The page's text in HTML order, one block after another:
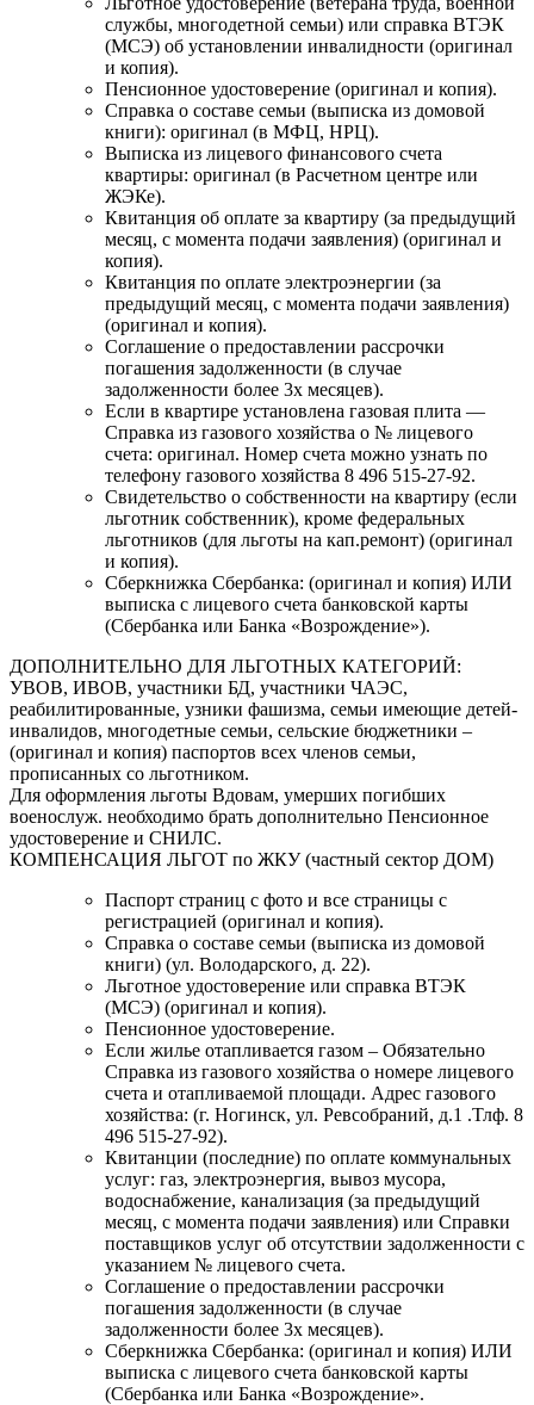
службы, многодетной семьи) или справка ВТЭК
(МСЭ) об установлении инвалидности (оригинал
и копия).
Пенсионное удостоверение (оригинал и копия).
Справка о составе семьи (выписка из домовой
книги): оригинал (в МФЦ, НРЦ).
Выписка из лицевого финансового счета
квартиры: оригинал (в Расчетном центре или
ЖЭКе).
Квитанция об оплате за квартиру (за предыдущий
месяц, с момента подачи заявления) (оригинал и
копия).
Квитанция по оплате электроэнергии (за
предыдущий месяц, с момента подачи заявления)
(оригинал и копия).
Соглашение о предоставлении рассрочки
погашения задолженности (в случае
задолженности более 3х месяцев).
Если в квартире установлена газовая плита —
Справка из газового хозяйства о № лицевого
счета: оригинал. Номер счета можно узнать по
телефону газового хозяйства 8 496 515-27-92.
Свидетельство о собственности на квартиру (если
льготник собственник), кроме федеральных
льготников (для льготы на кап.ремонт) (оригинал
и копия).
Сберкнижка Сбербанка: (оригинал и копия) ИЛИ
выписка с лицевого счета банковской карты
(Сбербанка или Банка «Возрождение»).
ДОПОЛНИТЕЛЬНО ДЛЯ ЛЬГОТНЫХ КАТЕГОРИЙ:
УВОВ, ИВОВ, участники БД, участники ЧАЭС,
реабилитированные, узники фашизма, семьи имеющие детей-
инвалидов, многодетные семьи, сельские бюджетники –
(оригинал и копия) паспортов всех членов семьи,
прописанных со льготником.
Для оформления льготы Вдовам, умерших погибших
военослуж. необходимо брать дополнительно Пенсионное
удостоверение и СНИЛС.
КОМПЕНСАЦИЯ ЛЬГОТ по ЖКУ (частный сектор ДОМ)
Паспорт страниц с фото и все страницы с
регистрацией (оригинал и копия).
Справка о составе семьи (выписка из домовой
книги) (ул. Володарского, д. 22).
Льготное удостоверение или справка ВТЭК
(МСЭ) (оригинал и копия).
Пенсионное удостоверение.
Если жилье отапливается газом – Обязательно
Справка из газового хозяйства о номере лицевого
счета и отапливаемой площади. Адрес газового
хозяйства: (г. Ногинск, ул. Ревсобраний, д.1 .Тлф. 8
496 515-27-92).
Квитанции (последние) по оплате коммунальных
услуг: газ, электроэнергия, вывоз мусора,
водоснабжение, канализация (за предыдущий
месяц, с момента подачи заявления) или Справки
поставщиков услуг об отсутствии задолженности с
указанием № лицевого счета.
Соглашение о предоставлении рассрочки
погашения задолженности (в случае
задолженности более 3х месяцев).
Сберкнижка Сбербанка: (оригинал и копия) ИЛИ
выписка с лицевого счета банковской карты
(Сбербанка или Банка «Возрождение».